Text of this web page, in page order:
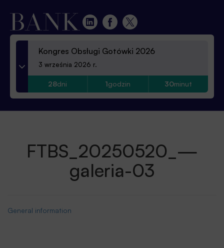
Kongres Obsługi Gotówki 2026
3 września 2026 r.
28dni 1godzin 30minut
FTBS_20250520_—
galeria-03
General information